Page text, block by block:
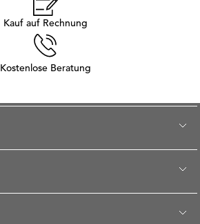
Kauf auf Rechnung
Kostenlose Beratung